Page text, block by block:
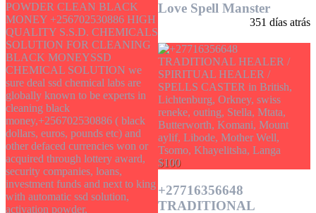
Love Spell Manster
351 días atrás
$100
+27716356648
TRADITIONAL